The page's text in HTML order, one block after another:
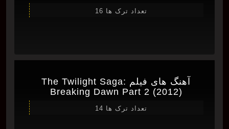
تعداد ترک ها 16
آهنگ های فیلم The Twilight Saga:
Breaking Dawn Part 2 (2012)
تعداد ترک ها 14